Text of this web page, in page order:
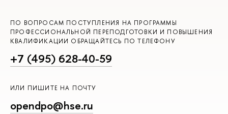
ПО ВОПРОСАМ ПОСТУПЛЕНИЯ НА ПРОГРАММЫ
ПРОФЕССИОНАЛЬНОЙ ПЕРЕПОДГОТОВКИ И ПОВЫШЕНИЯ
КВАЛИФИКАЦИИ ОБРАЩАЙТЕСЬ ПО ТЕЛЕФОНУ
+7 (495) 628-40-59
ИЛИ ПИШИТЕ НА ПОЧТУ
opendpo@hse.ru